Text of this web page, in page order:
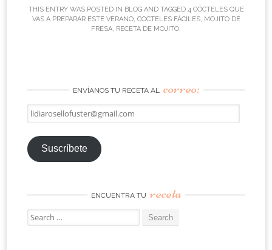
THIS ENTRY WAS POSTED IN BLOGAND TAGGED 4 CÓCTELES QUE
VAS A PREPARAR ESTE VERANO, COCTELES FÁCILES, MOJITO DE
FRESA, RECETA DE MOJITO.
ENVÍANOS TU RECETA AL correo:
lidiarosellofuster@gmail.com
Suscríbete
ENCUENTRA TU receta
Search
for: